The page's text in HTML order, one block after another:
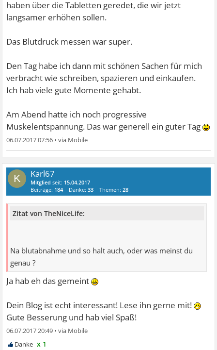
haben über die Tabletten geredet, die wir jetzt
langsamer erhöhen sollen.
Das Blutdruck messen war super.
Den Tag habe ich dann mit schönen Sachen für mich
verbracht wie schreiben, spazieren und einkaufen.
Ich hab viele gute Momente gehabt.
Am Abend hatte ich noch progressive
Muskelentspannung. Das war generell ein guter Tag
06.07.2017 07:56 •
K Karl67
Mitglied seit: 15.04.2017
Beiträge: 184 Danke:33 Themen:28
Zitat von TheNiceLife:
Na blutabnahme und so halt auch, oder was meinst du
genau ?
Ja hab eh das gemeint
Dein Blog ist echt interessant! Lese ihn gerne mit!
Gute Besserung und hab viel Spaß!
06.07.2017 20:49 •
x 1